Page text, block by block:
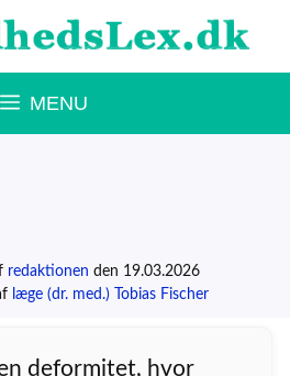
MENU
redaktionen den 19.03.2026
læge (dr. med.) Tobias Fischer
deformitet, hvor